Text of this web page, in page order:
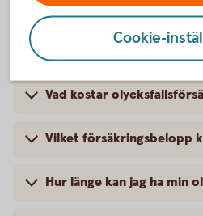
Vanliga frågor och
Vad kostar
Vilket försäkringsbelopp
Hur länge kan jag ha min
Cookie-